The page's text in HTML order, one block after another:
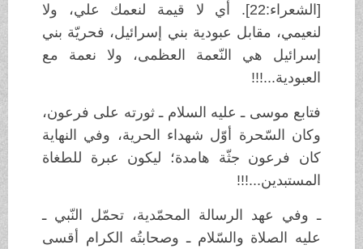
[الشعراء:22]. أي لا قيمة لنعمك علي، ولا
لنعيمي، مقابل عبودية بني إسرائيل، فحريّة بني
إسرائيل هي النّعمة العظمى، ولا نعمة مع
العبودية...!!!
فتابع موسى ـ عليه السلام ـ ثورته على فرعون،
وكان السّحرة أوّل شهداء الحرية، وفي النهاية
كان فرعون جثّة هامدة؛ ليكون عبرة للطغاة
المستبدين...!!!
ـ وفي عهد الرسالة المحمّدية، تحمّل النّبي ـ
عليه الصلاة والسّلام ـ وصحابتُه الكرام أقسى